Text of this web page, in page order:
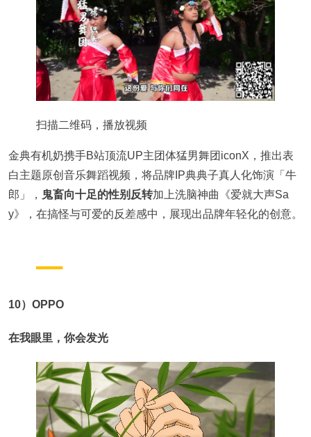
扫描二维码，播放视频
金典有机奶携手B站顶流UP主团体猛男舞团iconX，推出表
白主题原创音乐舞蹈视频，将品牌IP典典子真人化饰演「牛
郎」， 鬼畜向十足的性别反转加上洗脑神曲《爱就大声Sa
y》，在搞怪与可爱的反差感中，展现出品牌年轻化的创意。
10）OPPO
在我眼里，你会发光